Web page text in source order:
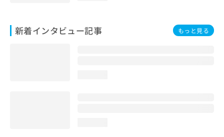
新着インタビュー記事 もっと見る